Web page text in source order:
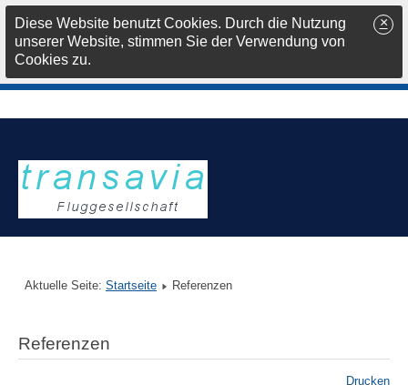
Aktuelle Seite: Startseite Referenzen
Referenzen
Drucken
×
Diese Website benutzt Cookies. Durch die Nutzung
unserer Website, stimmen Sie der Verwendung von
Cookies zu.